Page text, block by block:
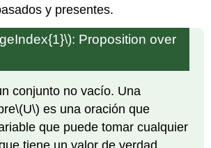
y presentes.
: Proposition over
conjunto no vacío. Una
\(U\) es una oración que
que puede tomar cualquier
tiene un valor de verdad